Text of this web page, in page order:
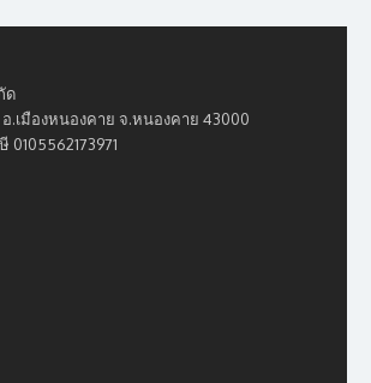
ด
.เมืองหนองคาย จ.หนองคาย 43000